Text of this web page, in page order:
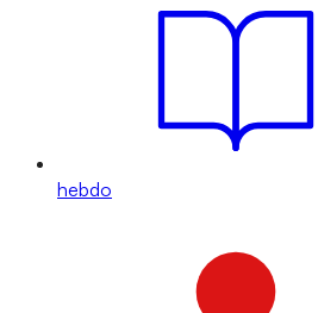
hebdo